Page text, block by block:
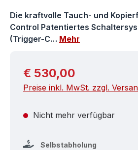
Die kraftvolle Tauch- und
Control Patentiertes
(Trigger-C… Mehr
Regulärer Preis:
€ 530,00
Preise inkl. MwSt. zzgl.
Nicht mehr verfügbar
Selbstabholung